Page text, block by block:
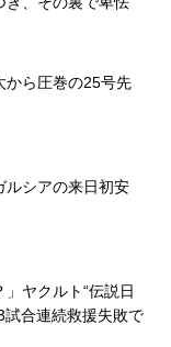
から圧巻の25号先
ルシアの来日初安
」ヤクルト“伝説日
試合連続救援失敗で